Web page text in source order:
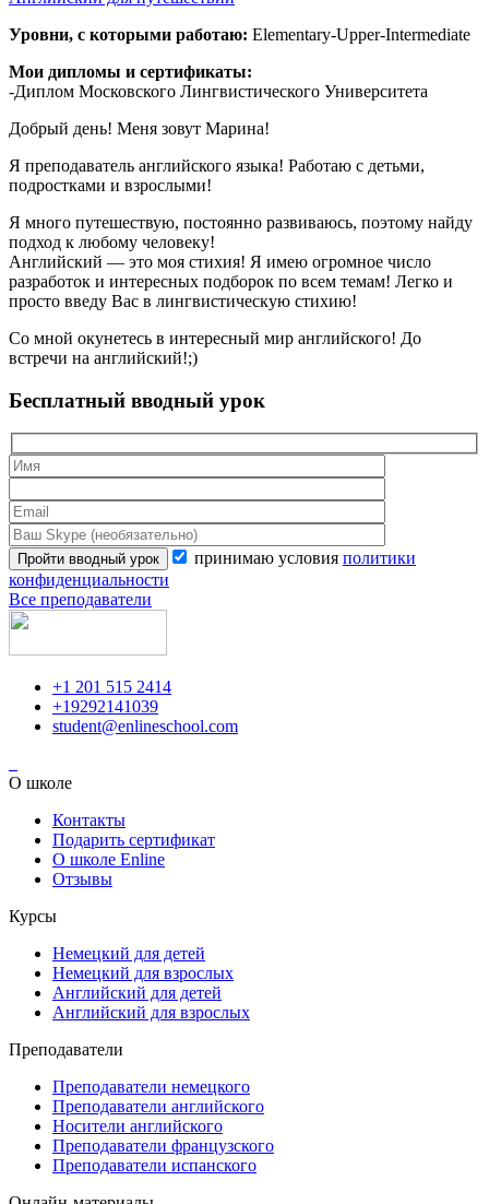
Уровни, с которыми работаю: Elementary-Upper-Intermediate
Мои дипломы и сертификаты:
-Диплом Московского Лингвистического Университета
Добрый день! Меня зовут Марина!
Я преподаватель английского языка! Работаю с детьми,
подростками и взрослыми!
Я много путешествую, постоянно развиваюсь, поэтому найду
подход к любому человеку!
Английский — это моя стихия! Я имею огромное число
разработок и интересных подборок по всем темам! Легко и
просто введу Вас в лингвистическую стихию!
Со мной окунетесь в интересный мир английского! До
встречи на английский!;)
Бесплатный вводный урок
принимаю условия политики
конфиденциальности
Все преподаватели
+1 201 515 2414
+19292141039
student@enlineschool.com
О школе
Контакты
Подарить сертификат
О школе Enline
Отзывы
Курсы
Немецкий для детей
Немецкий для взрослых
Английский для детей
Английский для взрослых
Преподаватели
Преподаватели немецкого
Преподаватели английского
Носители английского
Преподаватели французского
Преподаватели испанского